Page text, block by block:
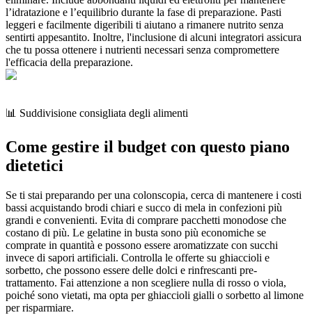
l’idratazione e l’equilibrio durante la fase di preparazione. Pasti
leggeri e facilmente digeribili ti aiutano a rimanere nutrito senza
sentirti appesantito. Inoltre, l'inclusione di alcuni integratori assicura
che tu possa ottenere i nutrienti necessari senza compromettere
l'efficacia della preparazione.
📊 Suddivisione consigliata degli alimenti
Come gestire il budget con questo piano
dietetici
Se ti stai preparando per una colonscopia, cerca di mantenere i costi
bassi acquistando brodi chiari e succo di mela in confezioni più
grandi e convenienti. Evita di comprare pacchetti monodose che
costano di più. Le gelatine in busta sono più economiche se
comprate in quantità e possono essere aromatizzate con succhi
invece di sapori artificiali. Controlla le offerte su ghiaccioli e
sorbetto, che possono essere delle dolci e rinfrescanti pre-
trattamento. Fai attenzione a non scegliere nulla di rosso o viola,
poiché sono vietati, ma opta per ghiaccioli gialli o sorbetto al limone
per risparmiare.